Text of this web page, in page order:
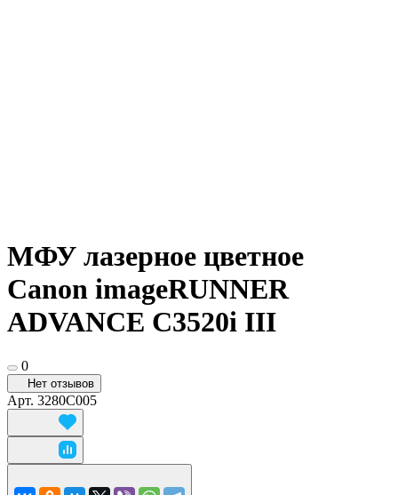
МФУ лазерное цветное
Canon imageRUNNER
ADVANCE C3520i III
0
Нет отзывов
Арт. 3280C005